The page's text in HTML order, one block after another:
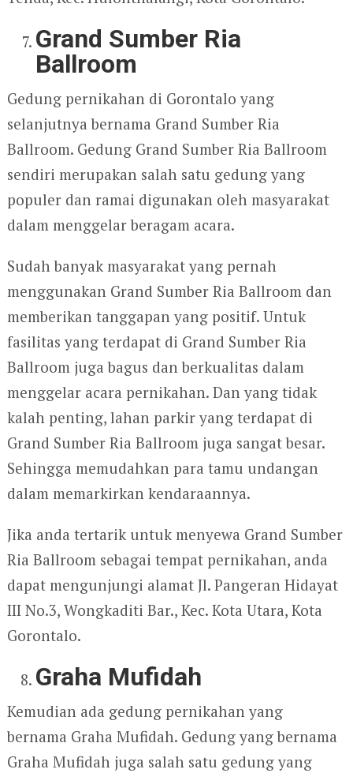
Grand Sumber Ria
Ballroom
Gedung pernikahan di Gorontalo yang
selanjutnya bernama Grand Sumber Ria
Ballroom. Gedung Grand Sumber Ria Ballroom
sendiri merupakan salah satu gedung yang
populer dan ramai digunakan oleh masyarakat
dalam menggelar beragam acara.
Sudah banyak masyarakat yang pernah
menggunakan Grand Sumber Ria Ballroom dan
memberikan tanggapan yang positif. Untuk
fasilitas yang terdapat di Grand Sumber Ria
Ballroom juga bagus dan berkualitas dalam
menggelar acara pernikahan. Dan yang tidak
kalah penting, lahan parkir yang terdapat di
Grand Sumber Ria Ballroom juga sangat besar.
Sehingga memudahkan para tamu undangan
dalam memarkirkan kendaraannya.
Jika anda tertarik untuk menyewa Grand Sumber
Ria Ballroom sebagai tempat pernikahan, anda
dapat mengunjungi alamat Jl. Pangeran Hidayat
III No.3, Wongkaditi Bar., Kec. Kota Utara, Kota
Gorontalo.
Graha Mufidah
Kemudian ada gedung pernikahan yang
bernama Graha Mufidah. Gedung yang bernama
Graha Mufidah juga salah satu gedung yang